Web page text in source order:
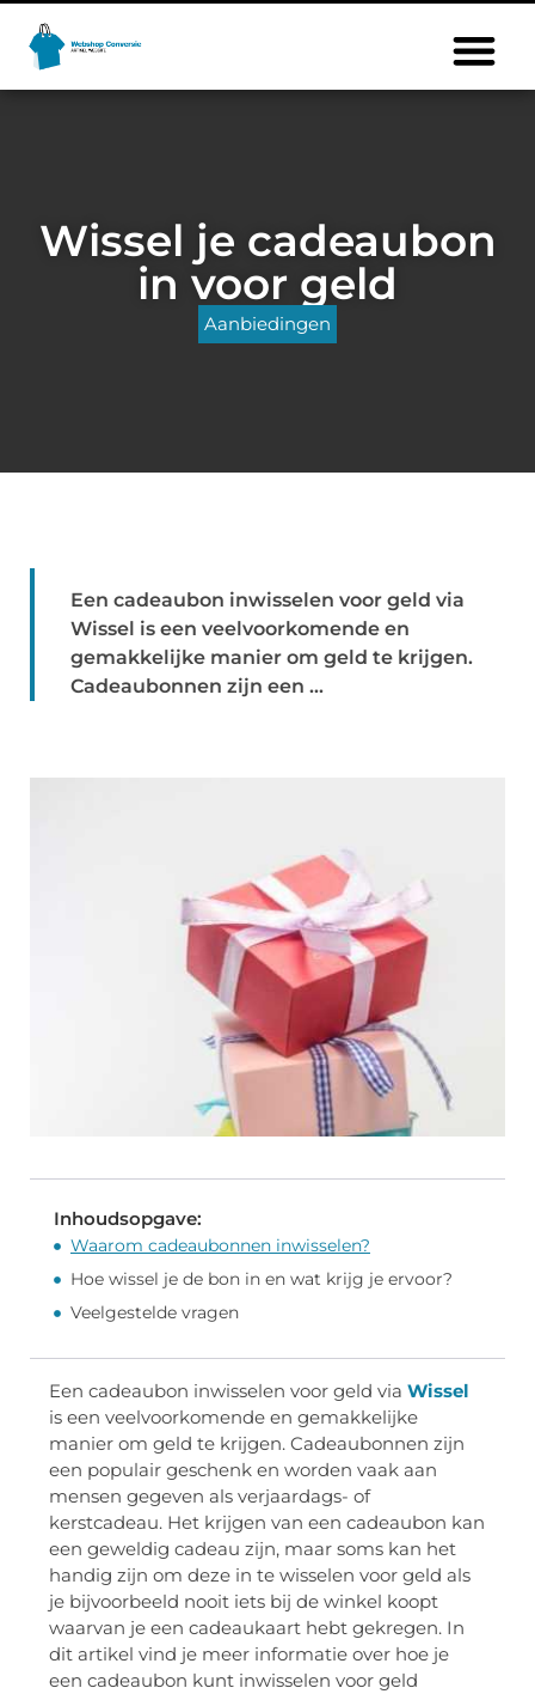
Wissel je cadeaubon
in voor geld
Aanbiedingen
Een cadeaubon inwisselen voor geld via
Wissel is een veelvoorkomende en
gemakkelijke manier om geld te krijgen.
Cadeaubonnen zijn een ...
Inhoudsopgave:
Waarom cadeaubonnen inwisselen?
Hoe wissel je de bon in en wat krijg je ervoor?
Veelgestelde vragen
Een cadeaubon inwisselen voor geld via Wissel
is een veelvoorkomende en gemakkelijke
manier om geld te krijgen. Cadeaubonnen zijn
een populair geschenk en worden vaak aan
mensen gegeven als verjaardags- of
kerstcadeau. Het krijgen van een cadeaubon kan
een geweldig cadeau zijn, maar soms kan het
handig zijn om deze in te wisselen voor geld als
je bijvoorbeeld nooit iets bij de winkel koopt
waarvan je een cadeaukaart hebt gekregen. In
dit artikel vind je meer informatie over hoe je
een cadeaubon kunt inwisselen voor geld